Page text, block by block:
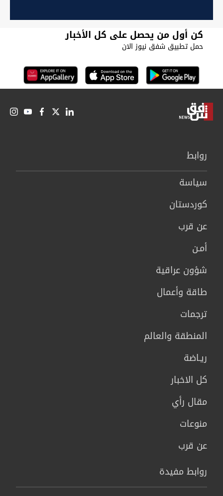
كن أول من يحصل على كل الأخبار
حمل تطبيق شفق نيوز الان
روابط
سیاسة
كوردستان
عن قرب
أمـن
شؤون عراقية
طاقة وأعمال
ترجمات
المنطقة والعالم
ريـاضة
كل الاخبار
مقال رأي
منوعات
عن قرب
روابط مفيدة